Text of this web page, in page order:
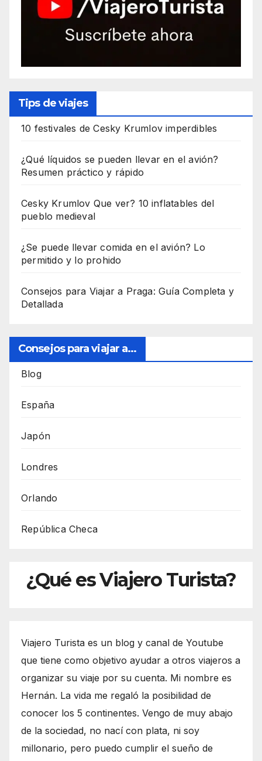
Tips de viajes
10 festivales de Cesky Krumlov imperdibles
¿Qué líquidos se pueden llevar en el avión?
Resumen práctico y rápido
Cesky Krumlov Que ver? 10 inflatables del
pueblo medieval
¿Se puede llevar comida en el avión? Lo
permitido y lo prohido
Consejos para Viajar a Praga: Guía Completa y
Detallada
Consejos para viajar a...
Blog
España
Japón
Londres
Orlando
República Checa
¿Qué es Viajero Turista?
Viajero Turista es un blog y canal de Youtube
que tiene como objetivo ayudar a otros viajeros a
organizar su viaje por su cuenta. Mi nombre es
Hernán. La vida me regaló la posibilidad de
conocer los 5 continentes. Vengo de muy abajo
de la sociedad, no nací con plata, ni soy
millonario, pero puedo cumplir el sueño de